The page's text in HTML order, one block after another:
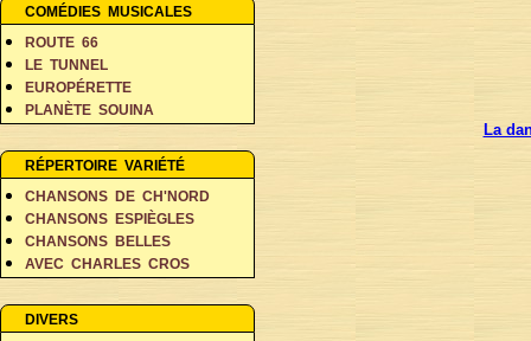
COMÉDIES MUSICALES
ROUTE 66
LE TUNNEL
EUROPÉRETTE
PLANÈTE SOUINA
RÉPERTOIRE VARIÉTÉ
CHANSONS DE CH'NORD
CHANSONS ESPIÈGLES
CHANSONS BELLES
AVEC CHARLES CROS
COIN DES POÈTES E-L
COIN DES POÈTES M-V
DIVERS
La